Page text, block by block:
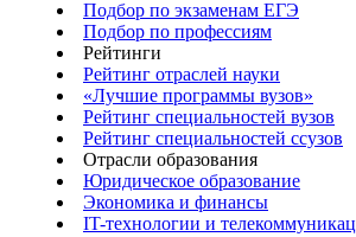
Подбор по экзаменам ЕГЭ
Подбор по профессиям
Рейтинги
Рейтинг отраслей науки
«Лучшие программы вузов»
Рейтинг специальностей вузов
Рейтинг специальностей ссузов
Отрасли образования
Юридическое образование
Экономика и финансы
IT-технологии и